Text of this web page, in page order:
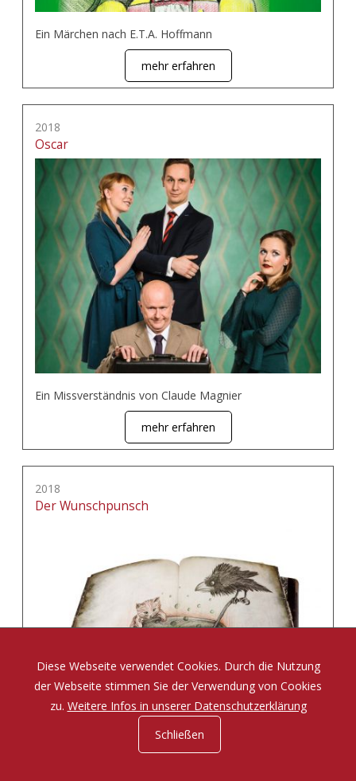
Ein Märchen nach E.T.A. Hoffmann
mehr erfahren
2018
Oscar
Ein Missverständnis von Claude Magnier
mehr erfahren
2018
Der Wunschpunsch
Eine Zauberposse von Michael Ende
Diese Webseite verwendet Cookies. Durch die Nutzung
der Webseite stimmen Sie der Verwendung von Cookies
zu. Weitere Infos in unserer Datenschutzerklärung
Schließen